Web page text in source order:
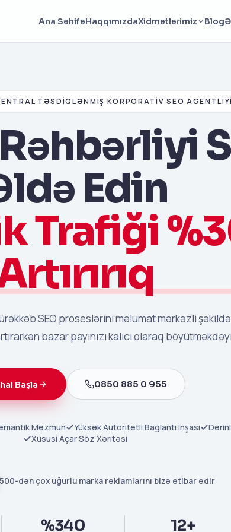
Ana SəhifəHaqqımızdaXidmətlərimiz Blog
TƏSDIQLƏNMIŞ KORPORATIV SEO
Edin
Trafiği
SEO proseslərini məlumat mərkəzli
bazar payınızı kalıcı olaraq
Başla 0850 885 0 955
Məzmun Yüksək Autoritetli Bağlantı İnşası
Xüsusi Açar Söz Xəritəsi
500-dən çox uğurlu marka reklamlarını bizə etibar edir
%340 12+